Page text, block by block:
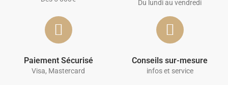
Du lundi au vendredi
Paiement Sécurisé
Visa, Mastercard
Conseils sur-mesure
infos et service